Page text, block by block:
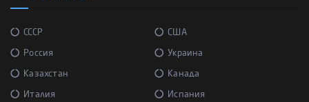
СССР США
Россия Украина
Казахстан Канада
Италия Испания